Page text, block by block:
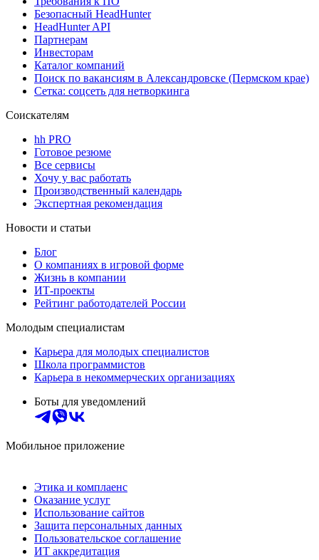
Безопасный HeadHunter
HeadHunter API
Партнерам
Инвесторам
Каталог компаний
Поиск по вакансиям в Александровске (Пермском крае)
Сетка: соцсеть для нетворкинга
Соискателям
hh PRO
Готовое резюме
Все сервисы
Хочу у вас работать
Производственный календарь
Экспертная рекомендация
Новости и статьи
Блог
О компаниях в игровой форме
Жизнь в компании
ИТ-проекты
Рейтинг работодателей России
Молодым специалистам
Карьера для молодых специалистов
Школа программистов
Карьера в некоммерческих организациях
Боты для уведомлений
Мобильное приложение
Этика и комплаенс
Оказание услуг
Использование сайтов
Защита персональных данных
Пользовательское соглашение
ИТ аккредитация